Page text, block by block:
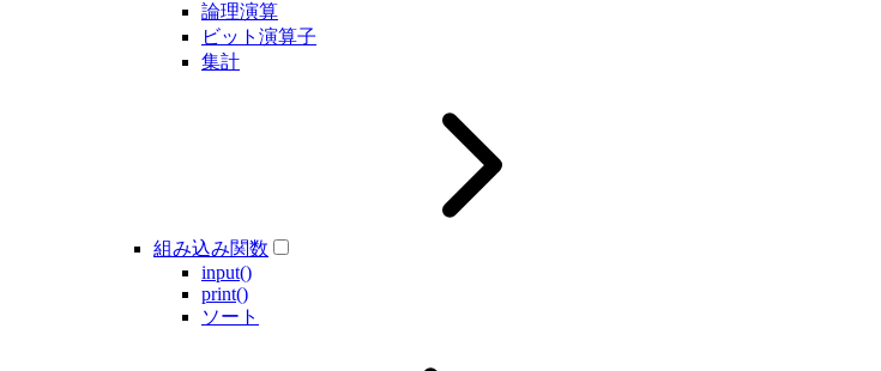
論理演算
ビット演算子
集計
組み込み関数
input()
print()
ソート